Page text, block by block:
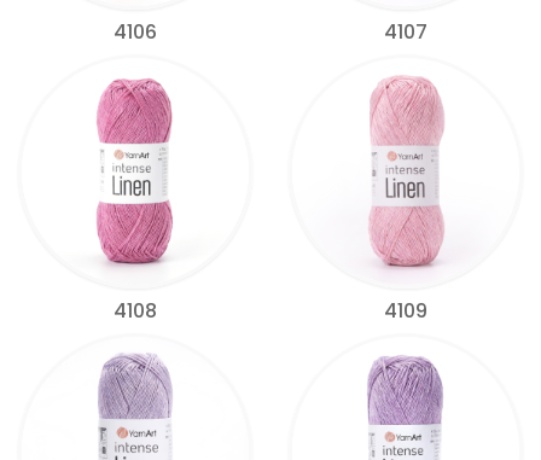
4106 4107
4108 4109